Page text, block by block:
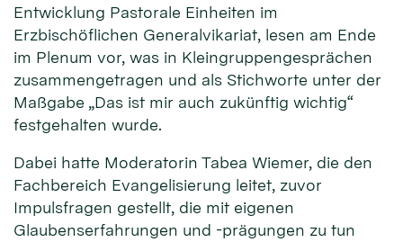
Entwicklung Pastorale Einheiten im
Erzbischöflichen Generalvikariat, lesen am Ende
im Plenum vor, was in Kleingruppengesprächen
zusammengetragen und als Stichworte unter der
Maßgabe „Das ist mir auch zukünftig wichtig“
festgehalten wurde.
Dabei hatte Moderatorin Tabea Wiemer, die den
Fachbereich Evangelisierung leitet, zuvor
Impulsfragen gestellt, die mit eigenen
Glaubenserfahrungen und -prägungen zu tun